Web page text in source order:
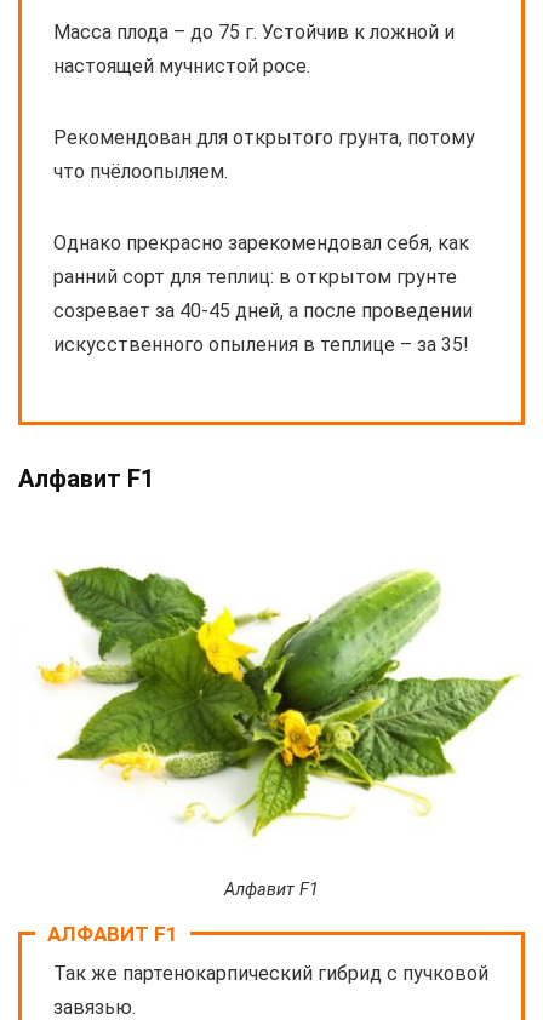
Масса плода – до 75 г. Устойчив к ложной и
настоящей мучнистой росе.
Рекомендован для открытого грунта, потому
что пчёлоопыляем.
Однако прекрасно зарекомендовал себя, как
ранний сорт для теплиц: в открытом грунте
созревает за 40-45 дней, а после проведении
искусственного опыления в теплице – за 35!
Алфавит F1
Алфавит F1
АЛФАВИТ F1
Так же партенокарпический гибрид с пучковой
завязью.